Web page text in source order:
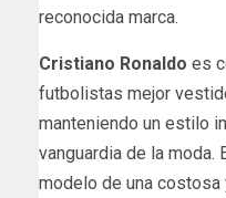
reconocida marca.
Cristiano Ronaldo es
futbolistas mejor
manteniendo un estilo
vanguardia de la moda.
modelo de una costosa